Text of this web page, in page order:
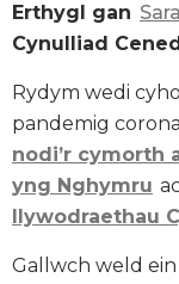
Erthygl gan
Cynulliad
Rydym wedi
pandemig
nodi’r cymorth
yng Nghymru
llywodraethau
Gallwch weld